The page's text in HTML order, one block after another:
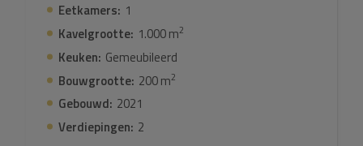
Eetkamers: 1
Kavelgrootte: 1.000 m2
Keuken: Gemeubileerd
Bouwgrootte: 200 m2
Gebouwd: 2021
Verdiepingen: 2